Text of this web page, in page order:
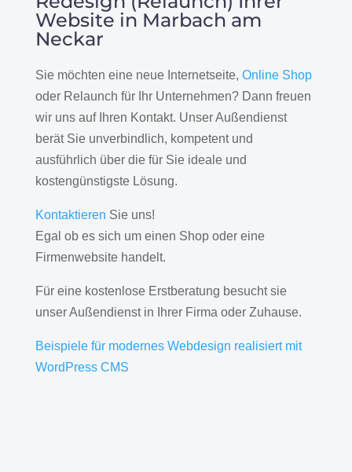
Website in Marbach am
Neckar
Sie möchten eine neue Internetseite, Online Shop
oder Relaunch für Ihr Unternehmen? Dann freuen
wir uns auf Ihren Kontakt. Unser Außendienst
berät Sie unverbindlich, kompetent und
ausführlich über die für Sie ideale und
kostengünstigste Lösung.
Kontaktieren Sie uns!
Egal ob es sich um einen Shop oder eine
Firmenwebsite handelt.
Für eine kostenlose Erstberatung besucht sie
unser Außendienst in Ihrer Firma oder Zuhause.
Beispiele für modernes Webdesign realisiert mit
WordPress CMS